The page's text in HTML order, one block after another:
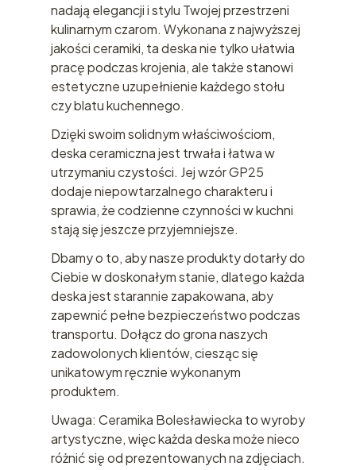
nadają elegancji i stylu Twojej przestrzeni
kulinarnym czarom. Wykonana z najwyższej
jakości ceramiki, ta deska nie tylko ułatwia
pracę podczas krojenia, ale także stanowi
estetyczne uzupełnienie każdego stołu
czy blatu kuchennego.
Dzięki swoim solidnym właściwościom,
deska ceramiczna jest trwała i łatwa w
utrzymaniu czystości. Jej wzór GP25
dodaje niepowtarzalnego charakteru i
sprawia, że codzienne czynności w kuchni
stają się jeszcze przyjemniejsze.
Dbamy o to, aby nasze produkty dotarły do
Ciebie w doskonałym stanie, dlatego każda
deska jest starannie zapakowana, aby
zapewnić pełne bezpieczeństwo podczas
transportu. Dołącz do grona naszych
zadowolonych klientów, ciesząc się
unikatowym ręcznie wykonanym
produktem.
Uwaga: Ceramika Bolesławiecka to wyroby
artystyczne, więc każda deska może nieco
różnić się od prezentowanych na zdjęciach.